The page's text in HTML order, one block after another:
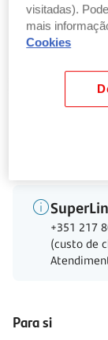
Se pretender
junto de
+351 217
(custo de
Para si
visitadas).
mais
Cookies